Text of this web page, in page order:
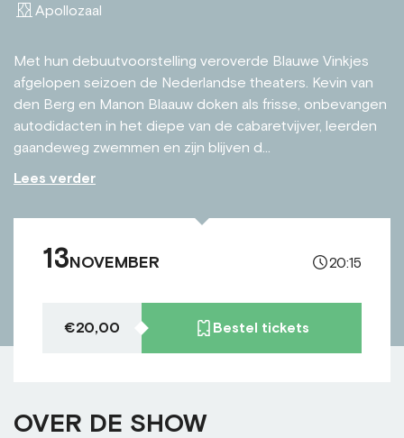
Apollozaal
Met hun debuutvoorstelling veroverde Blauwe Vinkjes
afgelopen seizoen de Nederlandse theaters. Kevin van
den Berg en Manon Blaauw doken als frisse, onbevangen
autodidacten in het diepe van de cabaretvijver, leerden
gaandeweg zwemmen en zijn blijven d...
Lees verder
13 NOVEMBER 20:15
€20,00 Bestel tickets
OVER DE SHOW